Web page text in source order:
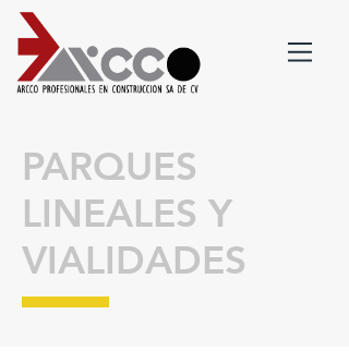
PARQUES
LINEALES Y
VIALIDADES